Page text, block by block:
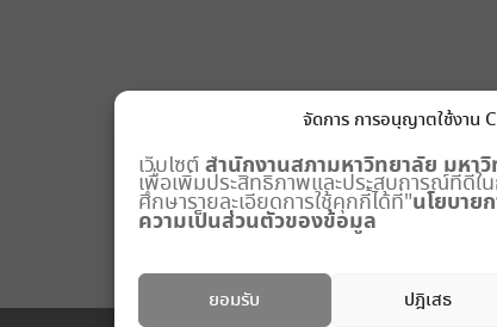
จัดการ การอนุญาตใช้งาน
เว็บไซต์สำนักงานสภามหาวิทยาลัย มหา
เพื่อเพิ่มประสิทธิภาพและประสบการณ์ที่ดีใน
ศึกษารายละเอียดการใช้คุกกี้ได้ที่"นโยบาย
ความเป็นส่วนตัวของข้อมูล
ยอมรับ ปฎิเสธ